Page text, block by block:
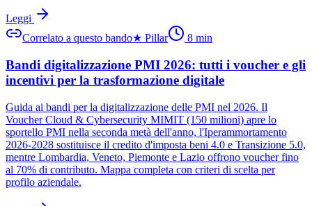
Leggi
Correlato a questo bando★ Pillar 8 min
Bandi digitalizzazione PMI 2026: tutti i voucher e gli
incentivi per la trasformazione digitale
Guida ai bandi per la digitalizzazione delle PMI nel 2026. Il
Voucher Cloud & Cybersecurity MIMIT (150 milioni) apre lo
sportello PMI nella seconda metà dell'anno, l'Iperammortamento
2026-2028 sostituisce il credito d'imposta beni 4.0 e Transizione 5.0,
mentre Lombardia, Veneto, Piemonte e Lazio offrono voucher fino
al 70% di contributo. Mappa completa con criteri di scelta per
profilo aziendale.